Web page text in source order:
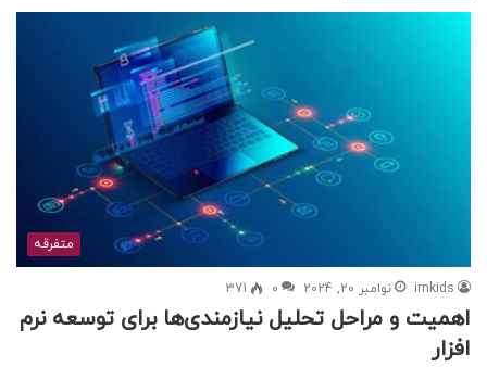
متفرقه
irnkids نوامبر 20, 2024 0
371
اهمیت و مراحل تحلیل نیازمندی‌ها برای توسعه نرم
افزار